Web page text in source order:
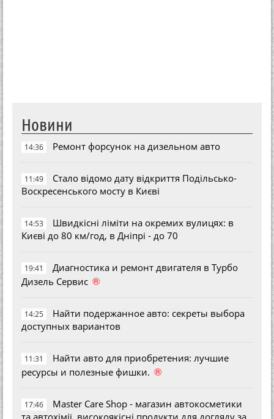
Новини
14:36 Ремонт форсунок на дизельном авто
11:49
Стало відомо дату відкриття Подільсько-
Воскресенського мосту в Києві
14:53
Швидкісні ліміти на окремих вулицях: в
Києві до 80 км/год, в Дніпрі - до 70
19:41
Диагностика и ремонт двигателя в Турбо
Дизель Сервис ®
14:25
Найти подержанное авто: секреты выбора
доступных вариантов
11:31
Найти авто для приобретения: лучшие
ресурсы и полезные фишки. ®
17:46
Master Care Shop - магазин автокосметики
та автохімії, високоякісні продукти для догляду за